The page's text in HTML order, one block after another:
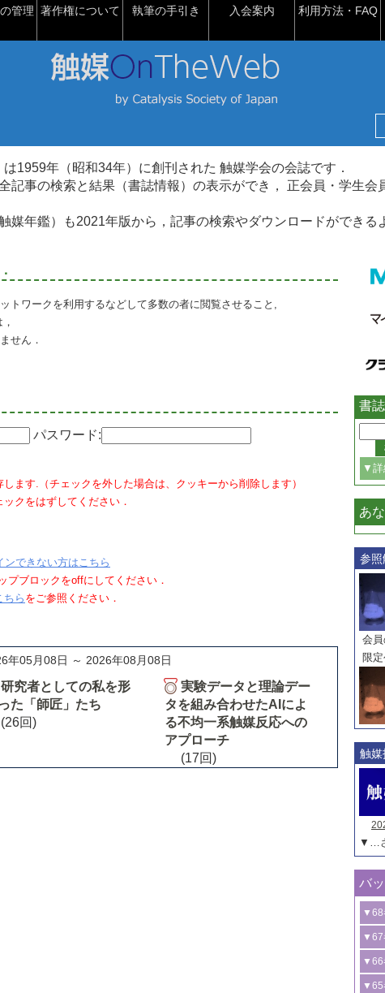
管理 著作権について 執筆の手引き 入会案内 利用方法・FAQ
1959年（昭和34年）に創刊された 触媒学会の会誌です．
記事の検索と結果（書誌情報）の表示ができ， 正会員・学生会
媒年鑑）も2021年版から，記事の検索やダウンロードができる
トワークを利用するなどして多数の者に閲覧させること,
せん．
パスワード:
ます.（チェックを外した場合は、クッキーから削除します）
クをはずしてください．
ンできない方はこちら
プブロックをoffにしてください．
ちら をご参照ください．
年05月08日 ～ 2026年08月08日
研究者としての私を形
た「師匠」たち
(26回)
実験データと理論デー
タを組み合わせたAIによ
る不均一系触媒反応への
アプローチ
(17回)
書
▼詳
記
あ
参照
会
限
触媒
▼…
バ
▼68
1号
2号
触媒
▼67
1号
ーン
▼66
1号
▼65